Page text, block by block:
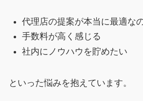
代理店の提案が本当に最適な
手数料が高く感じる
社内にノウハウを貯めたい
といった悩みを抱えています。